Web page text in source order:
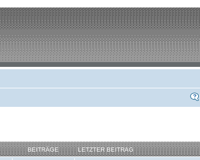
BEITRÄGE LETZTER BEITRAG